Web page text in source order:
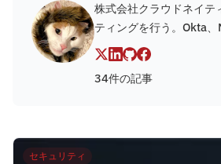
株式会社クラウドネイテ
ティングを行う。Okta
34件の記事
セキュリティ